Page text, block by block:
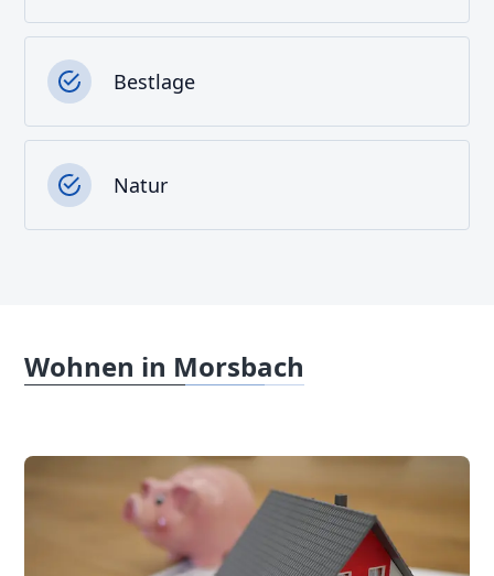
Bestlage
Natur
Wohnen in Morsbach